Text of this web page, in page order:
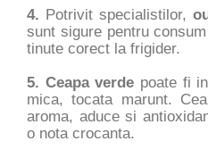
4. Potrivit specialistilor,
sunt sigure pentru
tinute corect la frigider.
5. Ceapa verde poate fi
mica, tocata marunt.
aroma, aduce si
o nota crocanta.